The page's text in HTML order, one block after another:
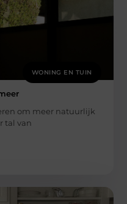
WONING EN TUIN
om meer natuurlijk
tal van